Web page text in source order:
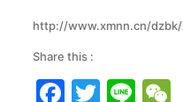
http://www.xmnn.cn/dzbk/
Share this :
Facebook
Twitter
Line